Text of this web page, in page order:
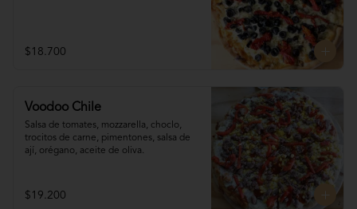
$18.700
Voodoo Chile
Salsa de tomates, mozzarella, choclo,
trocitos de carne, pimentones, salsa de
ají, orégano, aceite de oliva.
$19.200